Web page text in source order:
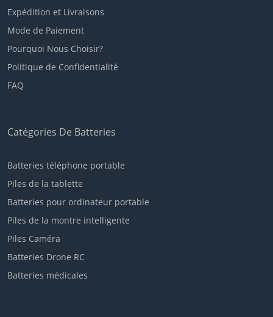
Expédition et Livraisons
Mode de Paiement
Pourquoi Nous Choisir?
Politique de Confidentialité
FAQ
Catégories De Batteries
Batteries téléphone portable
Piles de la tablette
Batteries pour ordinateur portable
Piles de la montre intelligente
Piles Caméra
Batteries Drone RC
Batteries médicales